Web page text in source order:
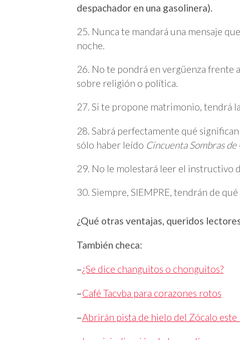
despachador en una gasolinera).
25. Nunca te mandará una mensaje
noche.
26. No te pondrá en vergüenza frente
sobre religión o política.
27. Si te propone matrimonio, tendrá
28. Sabrá perfectamente qué
sólo haber leído Cincuenta Sombras de
29. No le molestará leer el instructivo
30. Siempre, SIEMPRE, tendrán de qué
¿Qué otras ventajas, queridos
También checa:
–¿Se dice changuitos o chonguitos?
–Café Tacvba para corazones rotos
–Abrirán pista de hielo del Zócalo